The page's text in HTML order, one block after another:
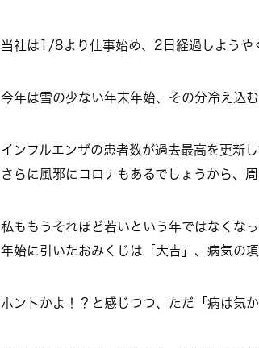
当社は1/8より仕事始め、2日経過しようや
今年は雪の少ない年末年始、その分冷え込
インフルエンザの患者数が過去最高を更新し
さらに風邪にコロナもあるでしょうから、
私ももうそれほど若いという年ではなくな
年始に引いたおみくじは「大吉」、病気の
ホントかよ！？と感じつつ、ただ「病は気